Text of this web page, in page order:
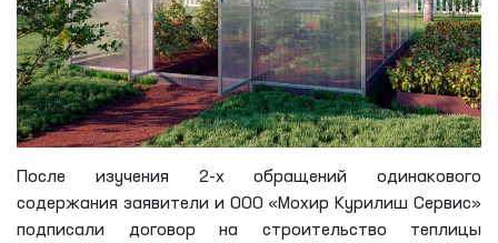
После изучения 2-х обращений одинакового
содержания заявители и ООО «Мохир Курилиш Сервис»
подписали договор на строительство теплицы